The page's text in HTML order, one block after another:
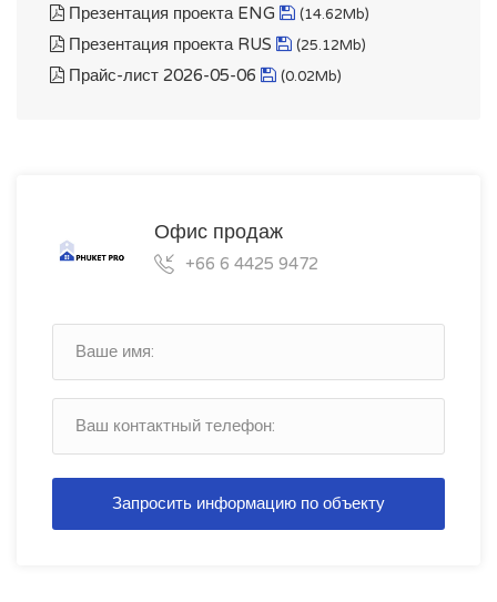
Презентация проекта ENG (14.62Mb)
Презентация проекта RUS (25.12Mb)
Прайс-лист 2026-05-06 (0.02Mb)
Офис продаж
+66 6 4425 9472
Запросить информацию по объекту